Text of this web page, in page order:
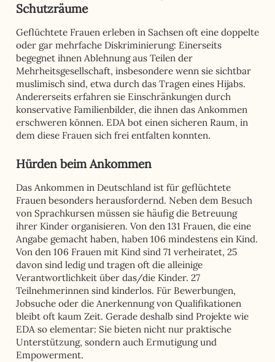
Schutzräume
Geflüchtete Frauen erleben in Sachsen oft eine doppelte
oder gar mehrfache Diskriminierung: Einerseits
begegnet ihnen Ablehnung aus Teilen der
Mehrheitsgesellschaft, insbesondere wenn sie sichtbar
muslimisch sind, etwa durch das Tragen eines Hijabs.
Andererseits erfahren sie Einschränkungen durch
konservative Familienbilder, die ihnen das Ankommen
erschweren können. EDA bot einen sicheren Raum, in
dem diese Frauen sich frei entfalten konnten.
Hürden beim Ankommen
Das Ankommen in Deutschland ist für geflüchtete
Frauen besonders herausfordernd. Neben dem Besuch
von Sprachkursen müssen sie häufig die Betreuung
ihrer Kinder organisieren. Von den 131 Frauen, die eine
Angabe gemacht haben, haben 106 mindestens ein Kind.
Von den 106 Frauen mit Kind sind 71 verheiratet, 25
davon sind ledig und tragen oft die alleinige
Verantwortlichkeit über das/die Kinder. 27
Teilnehmerinnen sind kinderlos. Für Bewerbungen,
Jobsuche oder die Anerkennung von Qualifikationen
bleibt oft kaum Zeit. Gerade deshalb sind Projekte wie
EDA so elementar: Sie bieten nicht nur praktische
Unterstützung, sondern auch Ermutigung und
Empowerment.